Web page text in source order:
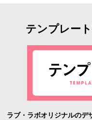
テンプレー
ラブ・ラボオリジナルのデ